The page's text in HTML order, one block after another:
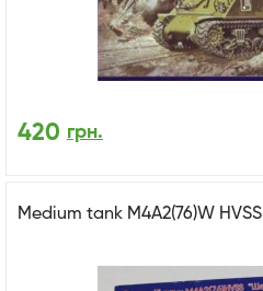
420 грн.
Medium tank M4A2(76)W HVSS